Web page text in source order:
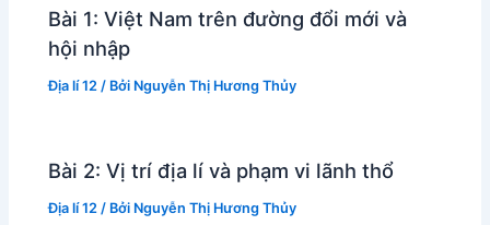
Bài 1: Việt Nam trên đường đổi mới và
hội nhập
Địa lí 12 / Bởi Nguyễn Thị Hương Thủy
Bài 2: Vị trí địa lí và phạm vi lãnh thổ
Địa lí 12 / Bởi Nguyễn Thị Hương Thủy